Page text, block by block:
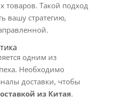
товаров. Такой подход
вашу стратегию,
одним из
Необходимо
доставки, чтобы
из Китая.